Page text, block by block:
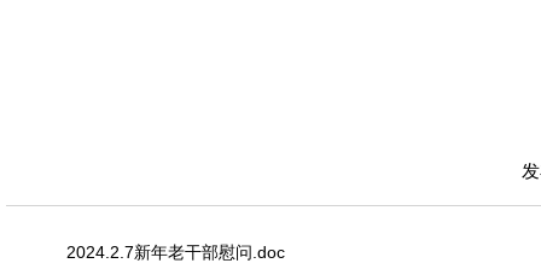
2024.2.7新年老干部慰问.doc